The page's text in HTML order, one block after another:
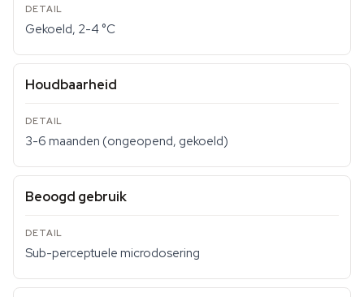
Gekoeld, 2-4 °C
Houdbaarheid
3-6 maanden (ongeopend, gekoeld)
Beoogd gebruik
Sub-perceptuele microdosering